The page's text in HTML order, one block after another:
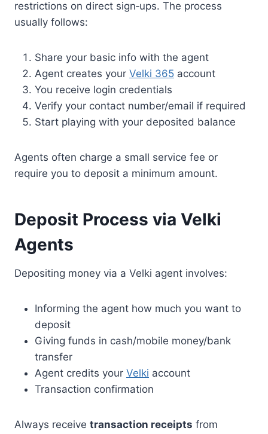
restrictions on direct sign‑ups. The process
usually follows:
Share your basic info with the agent
Agent creates your Velki 365 account
You receive login credentials
Verify your contact number/email if required
Start playing with your deposited balance
Agents often charge a small service fee or
require you to deposit a minimum amount.
Deposit Process via Velki
Agents
Depositing money via a Velki agent involves:
Informing the agent how much you want to
deposit
Giving funds in cash/mobile money/bank
transfer
Agent credits your Velki account
Transaction confirmation
Always receive transaction receipts from